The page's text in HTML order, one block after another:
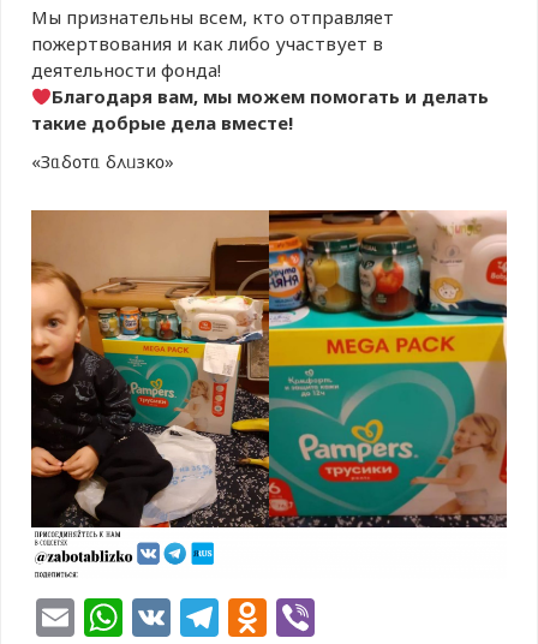
Мы признательны всем, кто отправляет
пожертвования и как либо участвует в
деятельности фонда!
Благодаря вам, мы можем помогать и делать
такие добрые дела вместе!
«Зᥲδ᧐ᴛᥲ δ᧘ᥙзκ᧐»
EmailWhatsApp
VK Telegram
Odnoklassniki